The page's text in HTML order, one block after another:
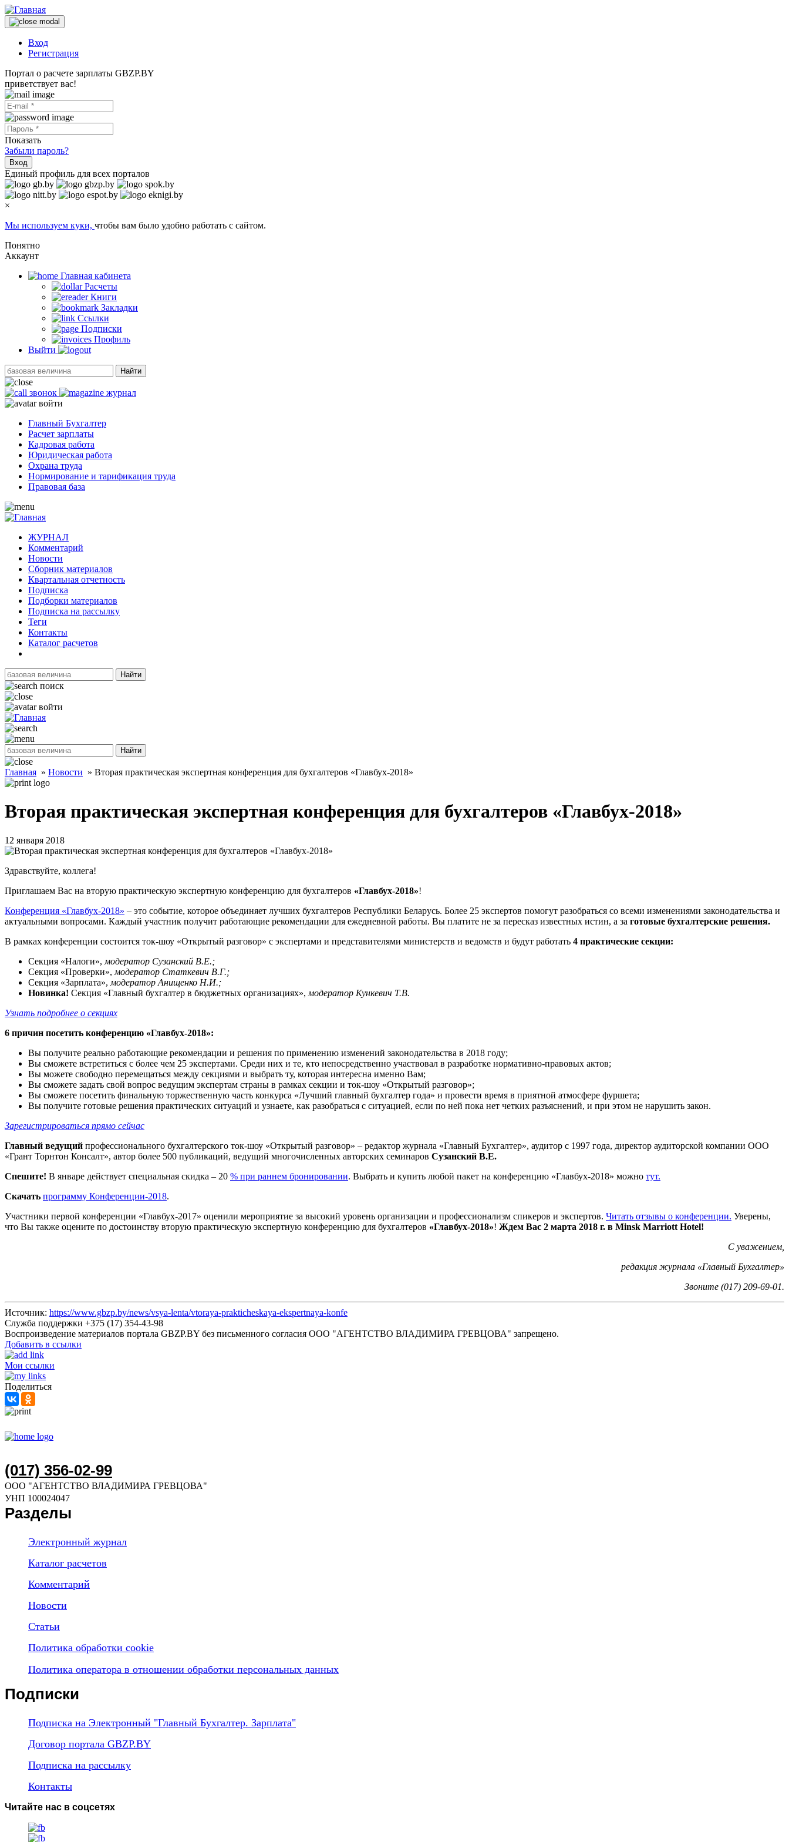
Вход
Регистрация
Портал о расчете зарплаты GBZP.BY
приветствует вас!
Показать
Забыли пароль?
Вход
Единый профиль для всех порталов
×
Мы используем куки, чтобы вам было удобно работать с сайтом.
Понятно
Аккаунт
Главная кабинетa
Расчеты
Книги
Закладки
Ссылки
Подписки
Профиль
Выйти
Найти
звонок
журнал
войти
Главный Бухгалтер
Расчет зарплаты
Кадровая работа
Юридическая работа
Охрана труда
Нормирование и тарификация труда
Правовая база
ЖУРНАЛ
Комментарий
Новости
Сборник материалов
Квартальная отчетность
Подписка
Подборки материалов
Подписка на рассылку
Теги
Контакты
Каталог расчетов
Найти
поиск
войти
Найти
Главная » Новости » Вторая практическая экспертная конференция для бухгалтеров «Главбух-2018»
Вторая практическая экспертная конференция для бухгалтеров «Главбух-2018»
12 января 2018
Здравствуйте, коллега!
Приглашаем Вас на вторую практическую экспертную конференцию для бухгалтеров «Главбух-2018»!
Конференция «Главбух-2018» – это событие, которое объединяет лучших бухгалтеров Республики Беларусь. Более 25 экспертов помогут разобраться со всеми изменениями законодательства и
актуальными вопросами. Каждый участник получит работающие рекомендации для ежедневной работы. Вы платите не за пересказ известных истин, а за готовые бухгалтерские решения.
В рамках конференции состоится ток-шоу «Открытый разговор» с экспертами и представителями министерств и ведомств и будут работать 4 практические секции:
Секция «Налоги», модератор Сузанский В.Е.;
Секция «Проверки», модератор Статкевич В.Г.;
Секция «Зарплата», модератор Анищенко Н.И.;
Новинка! Секция «Главный бухгалтер в бюджетных организациях», модератор Кункевич Т.В.
Узнать подробнее о секциях
6 причин посетить конференцию «Главбух-2018»:
Вы получите реально работающие рекомендации и решения по применению изменений законодательства в 2018 году;
Вы сможете встретиться с более чем 25 экспертами. Среди них и те, кто непосредственно участвовал в разработке нормативно-правовых актов;
Вы можете свободно перемещаться между секциями и выбрать ту, которая интересна именно Вам;
Вы сможете задать свой вопрос ведущим экспертам страны в рамках секции и ток-шоу «Открытый разговор»;
Вы сможете посетить финальную торжественную часть конкурса «Лучший главный бухгалтер года» и провести время в приятной атмосфере фуршета;
Вы получите готовые решения практических ситуаций и узнаете, как разобраться с ситуацией, если по ней пока нет четких разъяснений, и при этом не нарушить закон.
Зарегистрироваться прямо сейчас
Главный ведущий профессионального бухгалтерского ток-шоу «Открытый разговор» – редактор журнала «Главный Бухгалтер», аудитор с 1997 года, директор аудиторской компании ООО
«Грант Торнтон Консалт», автор более 500 публикаций, ведущий многочисленных авторских семинаров Сузанский В.Е.
Спешите! В январе действует специальная скидка – 20 % при раннем бронировании. Выбрать и купить любой пакет на конференцию «Главбух-2018» можно тут.
Скачать программу Конференции-2018.
Участники первой конференции «Главбух-2017» оценили мероприятие за высокий уровень организации и профессионализм спикеров и экспертов. Читать отзывы о конференции. Уверены,
что Вы также оцените по достоинству вторую практическую экспертную конференцию для бухгалтеров «Главбух-2018»! Ждем Вас 2 марта 2018 г. в Minsk Marriott Hotel!
С уважением,
редакция журнала «Главный Бухгалтер»
Звоните (017) 209-69-01.
Источник: https://www.gbzp.by/news/vsya-lenta/vtoraya-prakticheskaya-ekspertnaya-konfe
Служба поддержки +375 (17) 354-43-98
Воспроизведение материалов портала GBZP.BY без письменного согласия OOO "АГЕНТСТВО ВЛАДИМИРА ГРЕВЦОВА" запрещено.
Добавить в ссылки
Мои ссылки
Поделиться
(017) 356-02-99
ООО "АГЕНТСТВО ВЛАДИМИРА ГРЕВЦОВА"
УНП 100024047
Разделы
Электронный журнал
Каталог расчетов
Комментарий
Новости
Статьи
Политика обработки cookie
Политика оператора в отношении обработки персональных данных
Подписки
Подписка на Электронный "Главный Бухгалтер. Зарплата"
Договор портала GBZP.BY
Подписка на рассылку
Контакты
Читайте нас в соцсетях